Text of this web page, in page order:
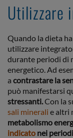
Utilizzare
Quando la dieta
utilizzare
durante periodi di
energetico. Ad
a contrastare la
può manifestarsi
stressanti.Con la
sali minerali e altri
metabolismo
indicato nei